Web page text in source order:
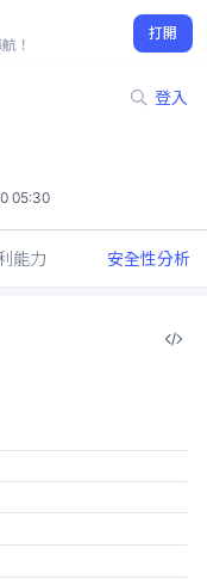
！
打開
登入
05:30
能力 安全性分析